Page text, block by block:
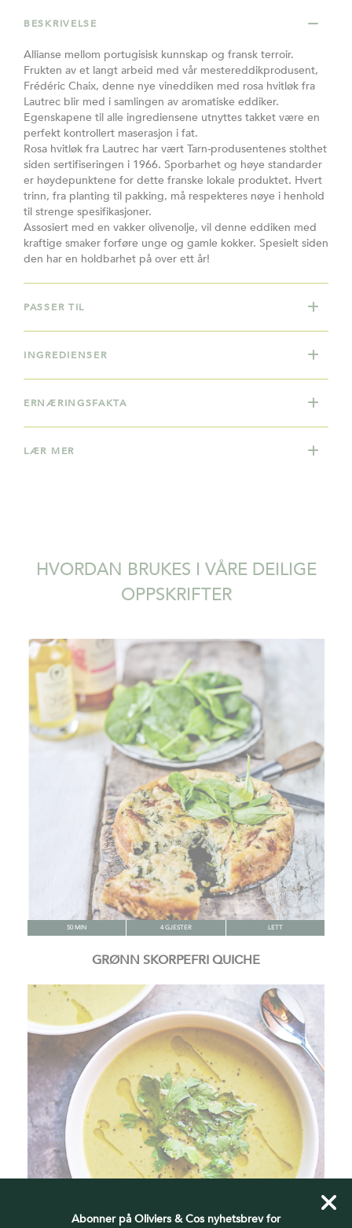
Abonner på Oliviers & Cos nyhetsbrev for
BESKRIVELSE
Allianse mellom portugisisk kunnskap og fransk terroir.
Frukten av et langt arbeid med vår mestereddikprodusent,
Frédéric Chaix, denne nye vineddiken med rosa hvitløk fra
Lautrec blir med i samlingen av aromatiske eddiker.
Egenskapene til alle ingrediensene utnyttes takket være en
perfekt kontrollert maserasjon i fat.
Rosa hvitløk fra Lautrec har vært Tarn-produsentenes stolthet
siden sertifiseringen i 1966. Sporbarhet og høye standarder
er høydepunktene for dette franske lokale produktet. Hvert
trinn, fra planting til pakking, må respekteres nøye i henhold
til strenge spesifikasjoner.
Assosiert med en vakker olivenolje, vil denne eddiken med
kraftige smaker forføre unge og gamle kokker. Spesielt siden
den har en holdbarhet på over ett år!
PASSER TIL
INGREDIENSER
ERNÆRINGSFAKTA
LÆR MER
HVORDAN BRUKES I VÅRE DEILIGE
OPPSKRIFTER
50 MIN 4 GJESTER LETT
GRØNN SKORPEFRI QUICHE